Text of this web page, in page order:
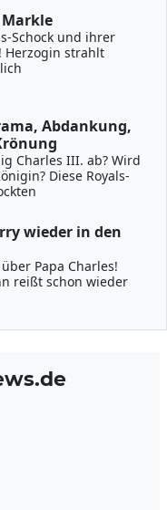
Schock und ihrer
Herzogin strahlt
Abdankung,
Charles III. ab? Wird
Diese Royals-
wieder in den
Papa Charles!
reißt schon wieder